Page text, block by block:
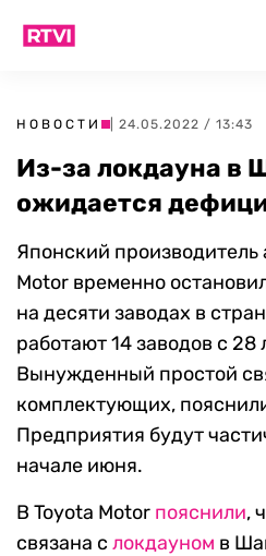
НОВОСТИ | 24.05.2022 / 13:43
Из-за локдауна в
ожидается
Японский производитель
Motor временно
на десяти заводах в
работают 14 заводов с
Вынужденный простой
комплектующих,
Предприятия будут
начале июня.
В Toyota Motor пояснили,
связана с локдауном в